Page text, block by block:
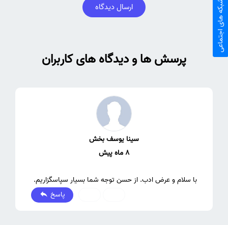
ارسال دیدگاه
پرسش ها و دیدگاه های کاربران
سینا یوسف بخش
8 ماه پیش
با سلام و عرض ادب. از حسن توجه شما بسیار سپاسگزاریم.
پاسخ
شبکه های اجتماعی